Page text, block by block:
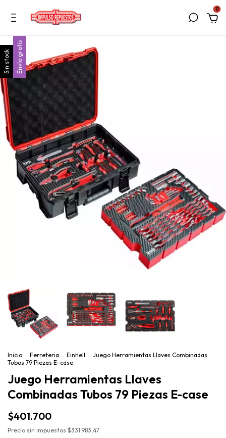
0
Sin stock Envío gratis
Inicio . Ferreteria . Einhell . Juego Herramientas Llaves Combinadas
Tubos 79 Piezas E-case
Juego Herramientas Llaves
Combinadas Tubos 79 Piezas E-case
$401.700
Precio sin impuestos $331.983,47